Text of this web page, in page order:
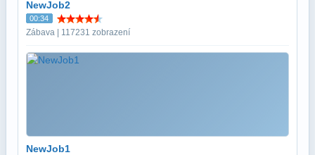
NewJob2
00:34
Zábava | 117231 zobrazení
NewJob1